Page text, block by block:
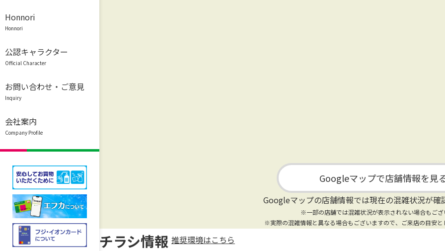
Honnori
Honnori
公認キャラクター
Official Character
お問い合わせ・ご意見
Inquiry
会社案内
Company Profile
Googleマップで店舗情報を見
Googleマップの店舗情報では現在の混雑状況が確
※一部の店舗では混雑状況が表示されない場合もござ
※実際の混雑情報と異なる場合もございますので、ご来店の目安
チラシ情報 推奨環境はこちら